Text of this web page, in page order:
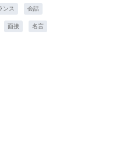
ンス 会話
面接 名言